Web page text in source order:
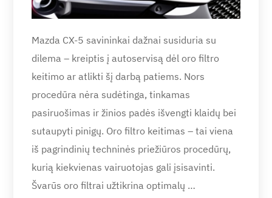
Mazda CX-5 savininkai dažnai susiduria su
dilema – kreiptis į autoservisą dėl oro filtro
keitimo ar atlikti šį darbą patiems. Nors
procedūra nėra sudėtinga, tinkamas
pasiruošimas ir žinios padės išvengti klaidų bei
sutaupyti pinigų. Oro filtro keitimas – tai viena
iš pagrindinių techninės priežiūros procedūrų,
kurią kiekvienas vairuotojas gali įsisavinti.
Švarūs oro filtrai užtikrina optimalų …